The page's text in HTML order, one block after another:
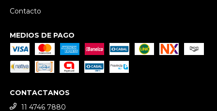
Contacto
MEDIOS DE PAGO
CONTACTANOS
11 4746 7880